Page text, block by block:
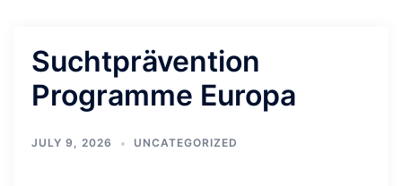
Suchtprävention
Programme Europa
JULY 9, 2026 UNCATEGORIZED